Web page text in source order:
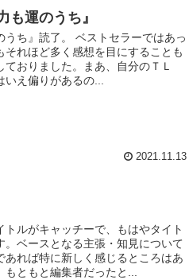
も運のうち』
ち』読了。 ベストセラーではあっ
れほど多く感想を目にすることも
おりました。まあ、自分のＴＬ
え偏りがあるの...
2021.11.13
ルがキャッチーで、もはやタイト
。ベースとなる主張・知見について
れば特に新しく感じるところはあ
ともと編集者だったと...